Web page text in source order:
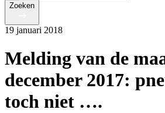
Zoeken
19 januari 2018
Melding van de
december 2017:
toch niet ….